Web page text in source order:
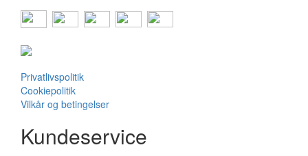
Privatlivspolitik
Cookiepolitik
Vilkår og betingelser
Kundeservice